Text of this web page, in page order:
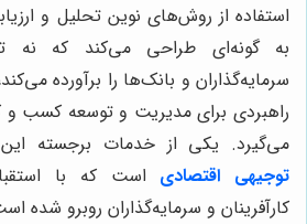
استفاده از روش‌های نوین تحلیل و
به گونه‌ای طراحی می‌کند که نه
سرمایه‌گذاران و بانک‌ها را برآورده
راهبردی برای مدیریت و توسعه کسب و
می‌گیرد. یکی از خدمات برجسته
توجیهی اقتصادی است که با
کارآفرینان و سرمایه‌گذاران روبرو شده